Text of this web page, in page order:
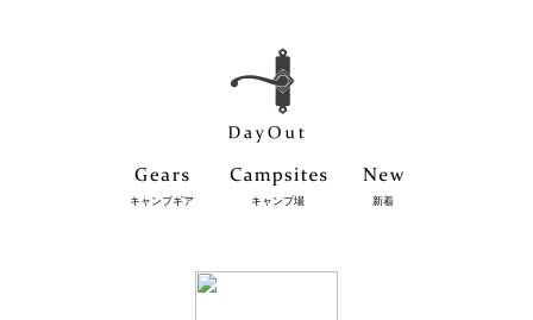
キャンプギア キャンプ場 新着